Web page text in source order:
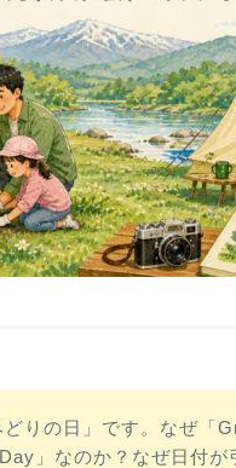
りの日」です。なぜ「
」なのか？なぜ日付が